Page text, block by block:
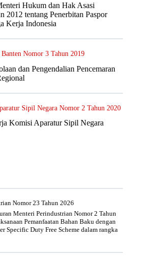
Hukum dan Hak Asasi
2012 tentang Penerbitan Paspor
Kerja Indonesia
Nomor 3 Tahun 2019
dan Pengendalian Pencemaran
Sipil Negara Nomor 2 Tahun 2020
Komisi Aparatur Sipil Negara
Nomor 23 Tahun 2026
Menteri Perindustrian Nomor 2 Tahun
Pemanfaatan Bahan Baku dengan
Specific Duty Free Scheme dalam rangka